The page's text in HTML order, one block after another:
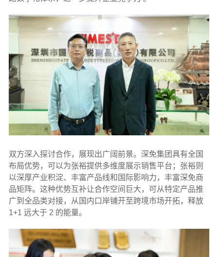
双方深入探讨合作，展现出广阔前景。深免集团具有全国
布局优势，可以为张裕提供多维度展示销售平台；张裕则
以深厚产业积淀、丰富产品线和国际影响力，丰富深免商
品矩阵。这种优势互补让合作空间巨大，可从特定产品推
广到全品类对接，从国内口岸铺开至跨境市场开拓，释放
1+1 远大于 2 的能量。